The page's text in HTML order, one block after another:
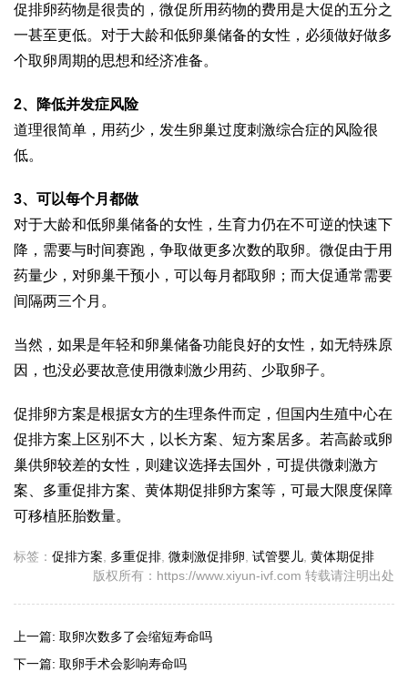
促排卵药物是很贵的，微促所用药物的费用是大促的五分之
一甚至更低。对于大龄和低卵巢储备的女性，必须做好做多
个取卵周期的思想和经济准备。
2、降低并发症风险
道理很简单，用药少，发生卵巢过度刺激综合症的风险很
低。
3、可以每个月都做
对于大龄和低卵巢储备的女性，生育力仍在不可逆的快速下
降，需要与时间赛跑，争取做更多次数的取卵。微促由于用
药量少，对卵巢干预小，可以每月都取卵；而大促通常需要
间隔两三个月。
当然，如果是年轻和卵巢储备功能良好的女性，如无特殊原
因，也没必要故意使用微刺激少用药、少取卵子。
促排卵方案是根据女方的生理条件而定，但国内生殖中心在
促排方案上区别不大，以长方案、短方案居多。若高龄或卵
巢供卵较差的女性，则建议选择去国外，可提供微刺激方
案、多重促排方案、黄体期促排卵方案等，可最大限度保障
可移植胚胎数量。
标签： 促排方案 多重促排 微刺激促排卵 试管婴儿 黄体期促排
版权所有：https://www.xiyun-ivf.com 转载请注明出处
上一篇: 取卵次数多了会缩短寿命吗
下一篇: 取卵手术会影响寿命吗